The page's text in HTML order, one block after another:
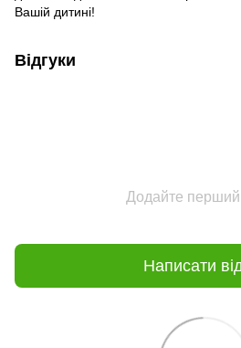
Вашій дитині!
Відгуки
Додайте перший
Написати